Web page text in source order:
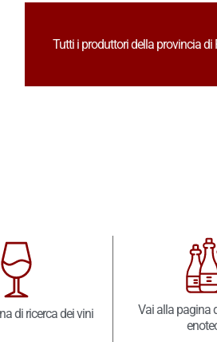
Tutti i produttori della provincia di
di ricerca dei vini
Vai alla pagina